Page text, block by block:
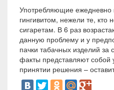
Употребляющие ежедневно
гингивитом, нежели те, кто
сигаретам. В 6 раз
данную проблему и у
пачки табачных изделий за
факты представляют собой
принятии решения –